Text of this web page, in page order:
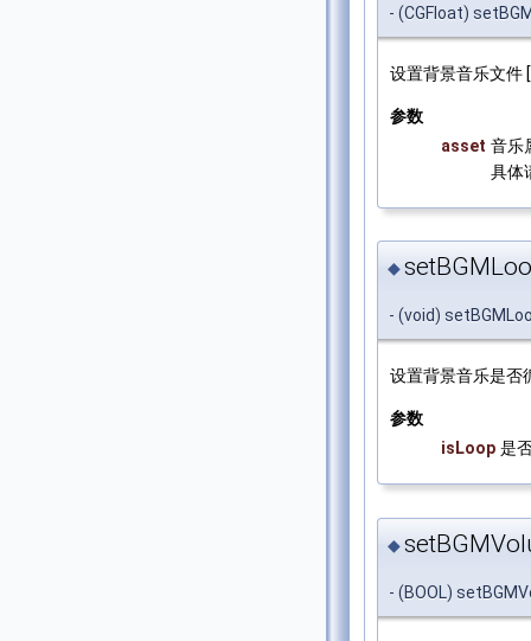
- (CGFloat)
设置背景音乐文件
参数
asset 音乐
具体
◆
- (void)
设置背景音乐是否
参数
isLoop 是
◆
- (BOOL)